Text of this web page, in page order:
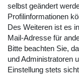
selbst geändert
Profilinformationen
Des Weiteren ist es
Mail-Adresse für
Bitte beachten Sie,
und Administratoren
Einstellung stets